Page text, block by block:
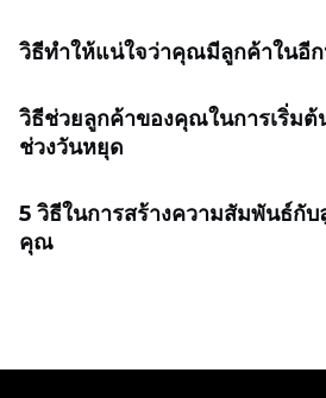
วิธีทำให้แน่ใจว่าคุณมีลูกค้าในอี
วิธีช่วยลูกค้าของคุณในการเริ่มต้
ช่วงวันหยุด
5 วิธีในการสร้างความสัมพันธ์กั
คุณ